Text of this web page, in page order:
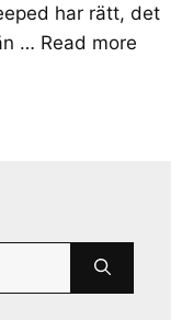
har rätt, det
… Read more